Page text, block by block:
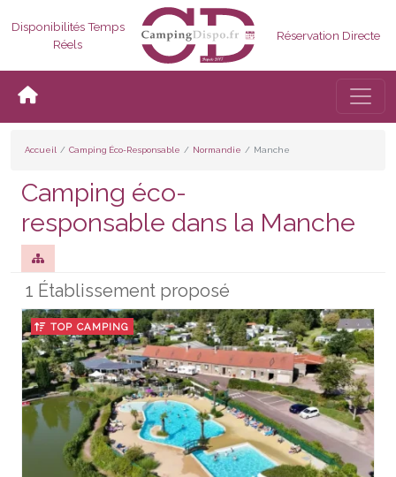
Disponibilités Temps
Réels
Réservation Directe
Accueil Camping Éco-Responsable Normandie Manche
Camping éco-
responsable dans la Manche
1 Établissement proposé
TOP CAMPING